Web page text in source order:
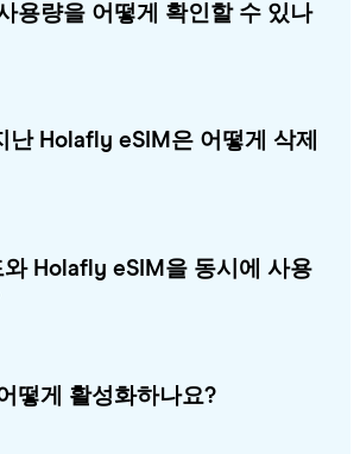
용량을 어떻게 확인할 수 있나
난 Holafly eSIM은 어떻게 삭제
와 Holafly eSIM을 동시에 사용
떻게 활성화하나요?